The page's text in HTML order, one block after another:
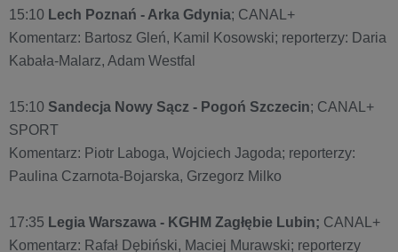
15:10 Lech Poznań - Arka Gdynia; CANAL+
Komentarz: Bartosz Gleń, Kamil Kosowski; reporterzy: Daria
Kabała-Malarz, Adam Westfal
15:10 Sandecja Nowy Sącz - Pogoń Szczecin; CANAL+
SPORT
Komentarz: Piotr Laboga, Wojciech Jagoda; reporterzy:
Paulina Czarnota-Bojarska, Grzegorz Milko
17:35 Legia Warszawa - KGHM Zagłębie Lubin; CANAL+
Komentarz: Rafał Dębiński, Maciej Murawski; reporterzy